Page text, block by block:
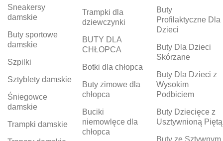
Sneakersy
damskie
Buty sportowe
damskie
Szpilki
Sztyblety damskie
Śniegowce
damskie
Trampki damskie
Trampki dla
dziewczynki
BUTY DLA
CHŁOPCA
Botki dla chłopca
Buty zimowe dla
chłopca
Buciki
niemowlęce dla
chłopca
Buty
Profilaktyczne Dla
Dzieci
Buty Dla Dzieci
Skórzane
Buty Dla Dzieci z
Wysokim
Podbiciem
Buty Dziecięce z
Usztywnioną Piętą